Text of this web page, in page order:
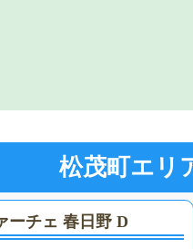
松茂町エリ
ーチェ 春日野 D